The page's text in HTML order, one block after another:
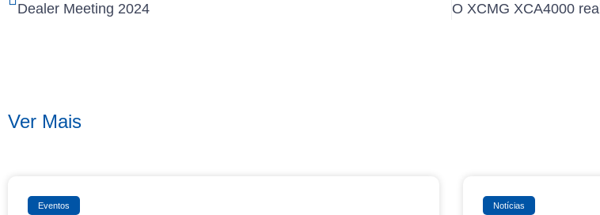
Dealer Meeting 2024
Ver Mais
Eventos Notícias